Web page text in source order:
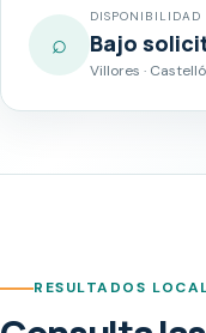
⌕
DISPONIBILIDAD
Bajo
Villores ·
RESULTADOS